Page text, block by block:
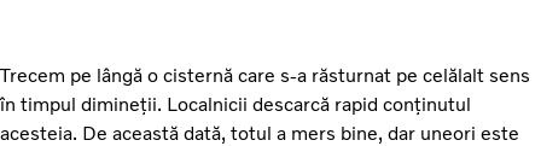
Trecem pe lângă o cisternă care s-a răsturnat pe celălalt sens
în timpul dimineții. Localnicii descarcă rapid conținutul
acesteia. De această dată, totul a mers bine, dar uneori este